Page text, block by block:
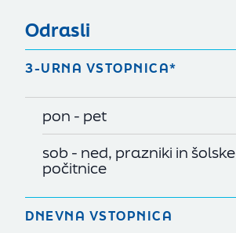
Odrasli
3-URNA VSTOPNICA*
pon - pet
sob - ned, prazniki in šolske
počitnice
DNEVNA VSTOPNICA